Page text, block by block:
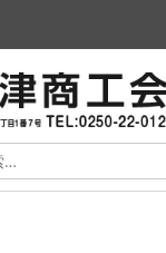
ー
新津商
of Commerce and Industry